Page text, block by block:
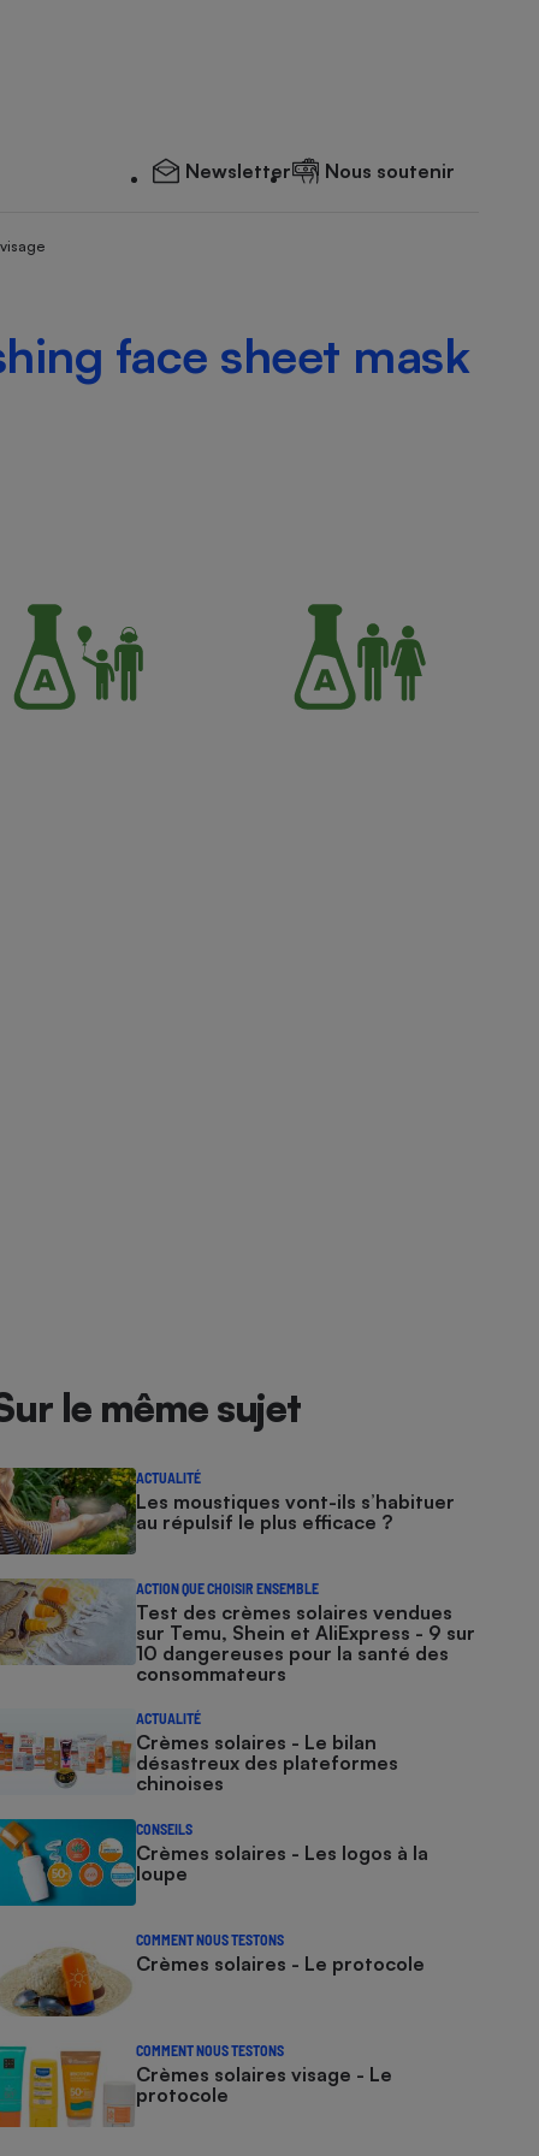
Newsletter Nous soutenir
face sheet mask
le même sujet
ACTUALITÉ
Les moustiques vont-ils s’habituer
au répulsif le plus efficace ?
ACTION QUE CHOISIR ENSEMBLE
Test des crèmes solaires vendues
sur Temu, Shein et AliExpress - 9 sur
10 dangereuses pour la santé des
consommateurs
ACTUALITÉ
Crèmes solaires - Le bilan
désastreux des plateformes
chinoises
CONSEILS
Crèmes solaires - Les logos à la
loupe
COMMENT NOUS TESTONS
Crèmes solaires - Le protocole
COMMENT NOUS TESTONS
Crèmes solaires visage - Le
protocole